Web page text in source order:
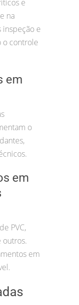
e
na
inspeção e
o controle
em
o
em
PVC,
outros.
em